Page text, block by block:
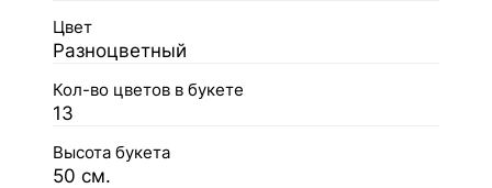
Цвет
Разноцветный
Кол-во цветов в букете
13
Высота букета
50 см.